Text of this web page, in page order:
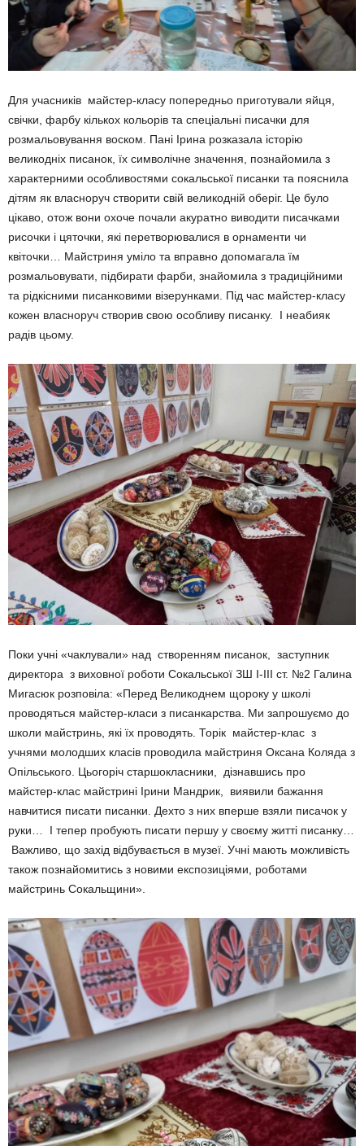
Для учасників майстер-класу попередньо приготували яйця,
свічки, фарбу кількох кольорів та спеціальні писачки для
розмальовування воском. Пані Ірина розказала історію
великодніх писанок, їх символічне значення, познайомила з
характерними особливостями сокальської писанки та пояснила
дітям як власноруч створити свій великодній оберіг. Це було
цікаво, отож вони охоче почали акуратно виводити писачками
рисочки і цяточки, які перетворювалися в орнаменти чи
квіточки… Майстриня уміло та вправно допомагала їм
розмальовувати, підбирати фарби, знайомила з традиційними
та рідкісними писанковими візерунками. Під час майстер-класу
кожен власноруч створив свою особливу писанку. І неабияк
радів цьому.
Поки учні «чаклували» над створенням писанок, заступник
директора з виховної роботи Сокальської ЗШ І-ІІІ ст. №2 Галина
Мигасюк розповіла: «Перед Великоднем щороку у школі
проводяться майстер-класи з писанкарства. Ми запрошуємо до
школи майстринь, які їх проводять. Торік майстер-клас з
учнями молодших класів проводила майстриня Оксана Коляда з
Опільського. Цьогоріч старшокласники, дізнавшись про
майстер-клас майстрині Ірини Мандрик, виявили бажання
навчитися писати писанки. Дехто з них вперше взяли писачок у
руки… І тепер пробують писати першу у своєму житті писанку…
Важливо, що захід відбувається в музеї. Учні мають можливість
також познайомитись з новими експозиціями, роботами
майстринь Сокальщини».